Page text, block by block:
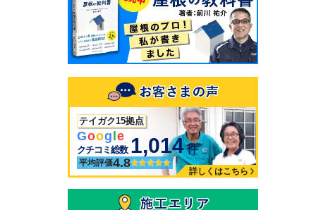
テイガク15拠点
Goog le
クチコミ総数 1,014 件
平均評価4.8
詳しくはこちら